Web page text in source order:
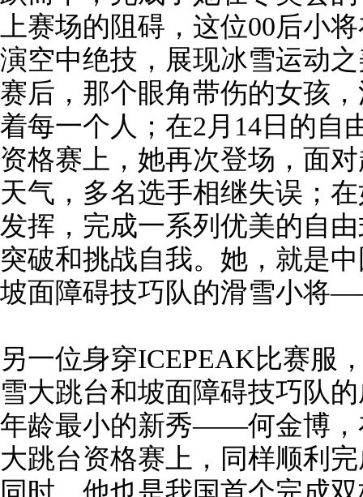
上赛场的阻碍，这位00后小
演空中绝技，展现冰雪运动
赛后，那个眼角带伤的女孩
着每一个人；在2月14日的自
资格赛上，她再次登场，面
天气，多名选手相继失误；
发挥，完成一系列优美的自
突破和挑战自我。她，就是
坡面障碍技巧队的滑雪小将
另一位身穿ICEPEAK比赛服
雪大跳台和坡面障碍技巧队
年龄最小的新秀——何金博，
大跳台资格赛上，同样顺利